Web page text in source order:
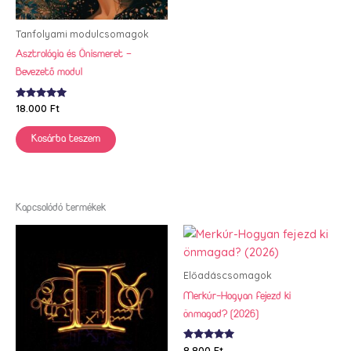
Tanfolyami modulcsomagok
Asztrológia és Önismeret –
Bevezető modul
Értékelés:
/ 5
18.000 Ft
Kosárba teszem
Kapcsolódó termékek
Előadáscsomagok
Merkúr-Hogyan fejezd ki
önmagad? (2026)
Értékelés: